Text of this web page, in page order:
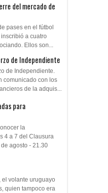
del mercado de
pases en el fútbol
a cuatro
Ellos son...
de Independiente
de Independiente.
comunicado con los
de la adquis...
para
la
4 a 7 del Clausura
agosto - 21.30
el volante uruguayo
quien tampoco era